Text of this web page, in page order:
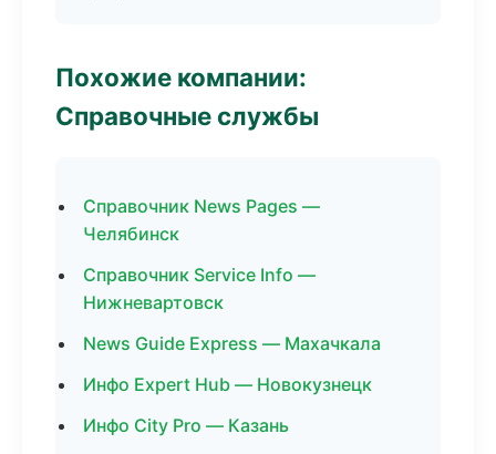
Похожие компании:
Справочные службы
Справочник News Pages —
Челябинск
Справочник Service Info —
Нижневартовск
News Guide Express — Махачкала
Инфо Expert Hub — Новокузнецк
Инфо City Pro — Казань